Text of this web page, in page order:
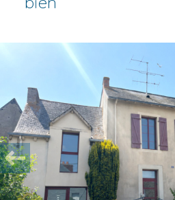
Plus d'informations
financières
Plus de
détails